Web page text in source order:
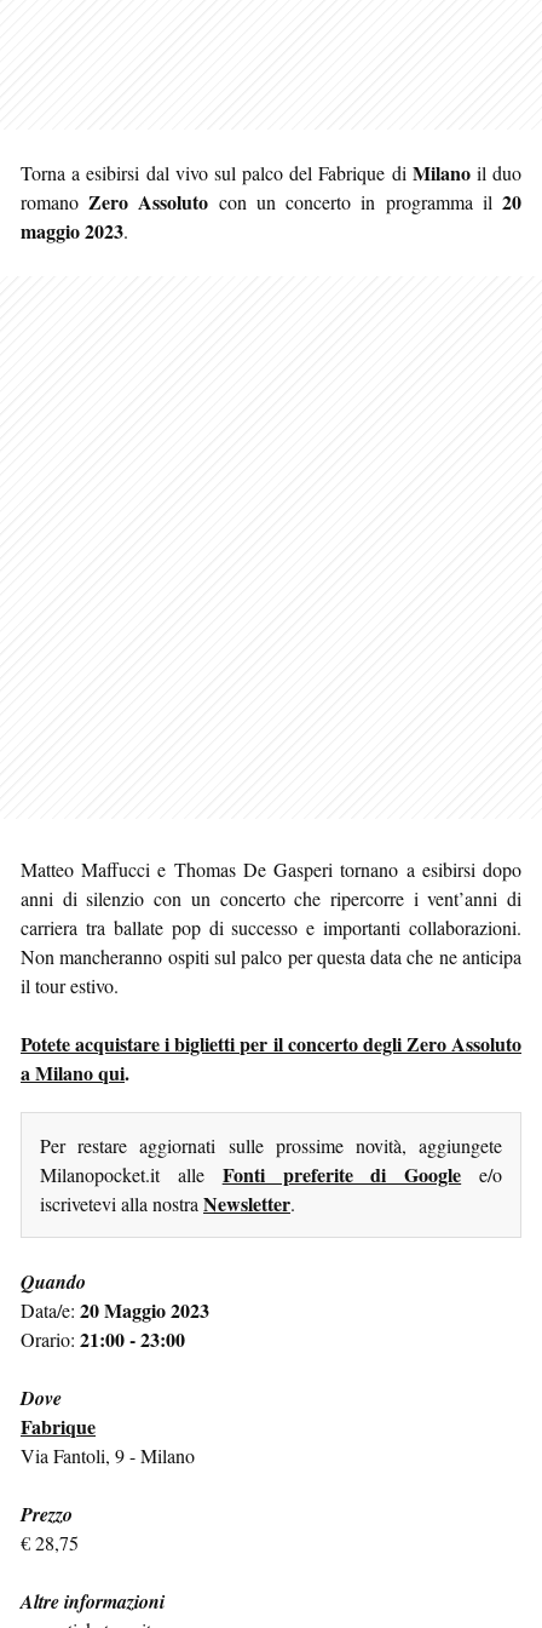
Torna a esibirsi dal vivo sul palco del Fabrique di Milanoil duo
romano Zero Assoluto con un concerto in programma il20
maggio 2023.
Matteo Maffucci e Thomas De Gasperi tornano a esibirsi dopo
anni di silenzio con un concerto che ripercorre i vent’anni di
carriera tra ballate pop di successo e importanti collaborazioni.
Non mancheranno ospiti sul palco per questa data che ne anticipa
il tour estivo.
Potete acquistare i biglietti per il concerto degli Zero Assoluto
a Milano qui.
Per restare aggiornati sulle prossime novità, aggiungete
Milanopocket.it alle Fonti preferite di Google e/o
iscrivetevi alla nostra Newsletter.
Quando
Data/e: 20 Maggio 2023
Orario: 21:00 - 23:00
Dove
Fabrique
Via Fantoli, 9 - Milano
Prezzo
€ 28,75
Altre informazioni